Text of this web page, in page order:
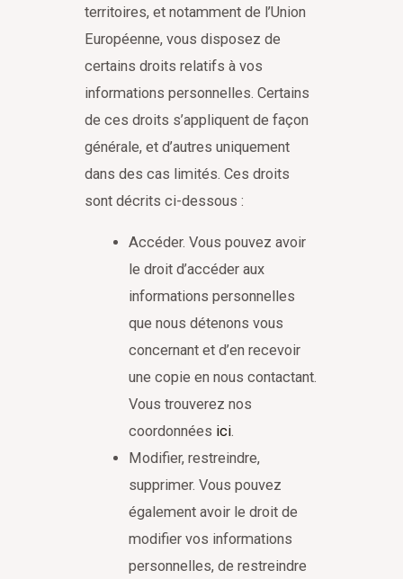
territoires, et notamment de l’Union
Européenne, vous disposez de
certains droits relatifs à vos
informations personnelles. Certains
de ces droits s’appliquent de façon
générale, et d’autres uniquement
dans des cas limités. Ces droits
sont décrits ci-dessous :
Accéder. Vous pouvez avoir
le droit d’accéder aux
informations personnelles
que nous détenons vous
concernant et d’en recevoir
une copie en nous contactant.
Vous trouverez nos
coordonnées ici.
Modifier, restreindre,
supprimer. Vous pouvez
également avoir le droit de
modifier vos informations
personnelles, de restreindre